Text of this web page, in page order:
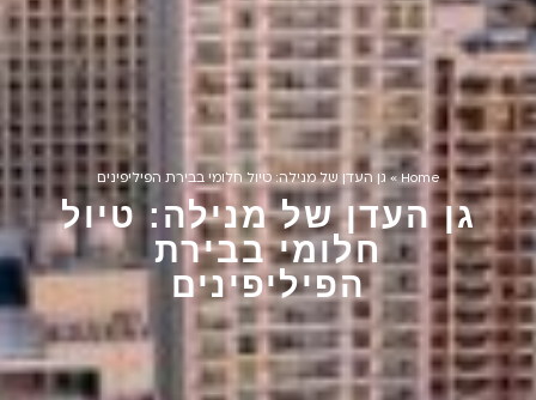
Home
»גן העדן של מנילה: טיול חלומי בבירת הפיליפינים
גן העדן של מנילה: טיול
חלומי בבירת
הפיליפינים